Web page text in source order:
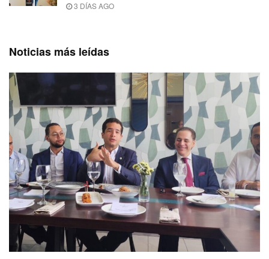
3 DÍAS AGO
Noticias más leídas